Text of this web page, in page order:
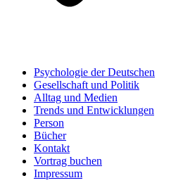
Psychologie der Deutschen
Gesellschaft und Politik
Alltag und Medien
Trends und Entwicklungen
Person
Bücher
Kontakt
Vortrag buchen
Impressum